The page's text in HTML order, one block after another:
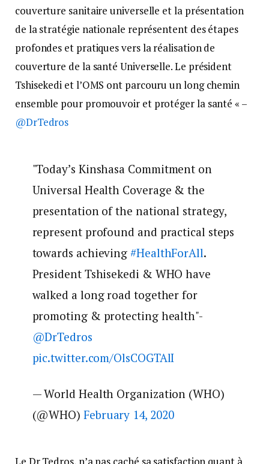
couverture sanitaire universelle et la présentation
de la stratégie nationale représentent des étapes
profondes et pratiques vers la réalisation de
couverture de la santé Universelle. Le président
Tshisekedi et l’OMS ont parcouru un long chemin
ensemble pour promouvoir et protéger la santé « –
@DrTedros
"Today’s Kinshasa Commitment on
Universal Health Coverage & the
presentation of the national strategy,
represent profound and practical steps
towards achieving#HealthForAll.
President Tshisekedi & WHO have
walked a long road together for
promoting & protecting health"-
@DrTedros
pic.twitter.com/OlsCOGTAlI
— World Health Organization (WHO)
(@WHO) February 14, 2020